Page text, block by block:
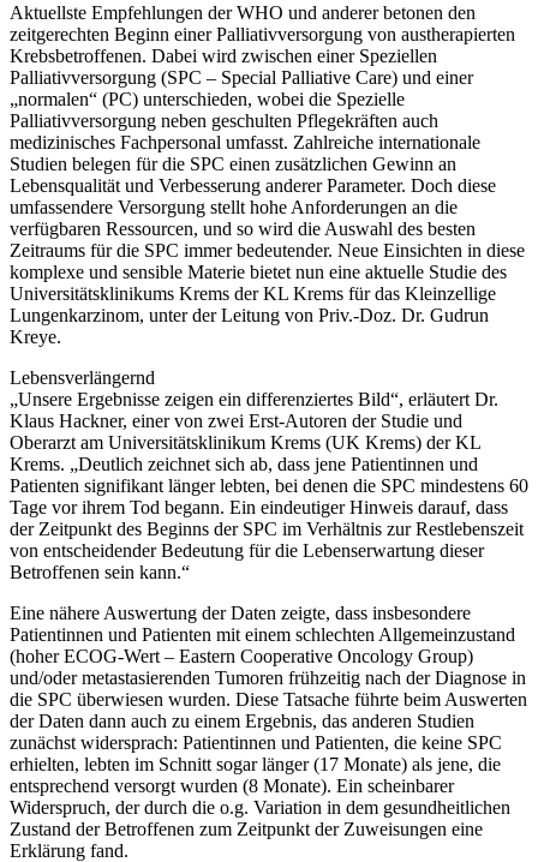
Aktuellste Empfehlungen der WHO und anderer betonen den
zeitgerechten Beginn einer Palliativversorgung von austherapierten
Krebsbetroffenen. Dabei wird zwischen einer Speziellen
Palliativversorgung (SPC – Special Palliative Care) und einer
„normalen“ (PC) unterschieden, wobei die Spezielle
Palliativversorgung neben geschulten Pflegekräften auch
medizinisches Fachpersonal umfasst. Zahlreiche internationale
Studien belegen für die SPC einen zusätzlichen Gewinn an
Lebensqualität und Verbesserung anderer Parameter. Doch diese
umfassendere Versorgung stellt hohe Anforderungen an die
verfügbaren Ressourcen, und so wird die Auswahl des besten
Zeitraums für die SPC immer bedeutender. Neue Einsichten in diese
komplexe und sensible Materie bietet nun eine aktuelle Studie des
Universitätsklinikums Krems der KL Krems für das Kleinzellige
Lungenkarzinom, unter der Leitung von Priv.-Doz. Dr. Gudrun
Kreye.
Lebensverlängernd
„Unsere Ergebnisse zeigen ein differenziertes Bild“, erläutert Dr.
Klaus Hackner, einer von zwei Erst-Autoren der Studie und
Oberarzt am Universitätsklinikum Krems (UK Krems) der KL
Krems. „Deutlich zeichnet sich ab, dass jene Patientinnen und
Patienten signifikant länger lebten, bei denen die SPC mindestens 60
Tage vor ihrem Tod begann. Ein eindeutiger Hinweis darauf, dass
der Zeitpunkt des Beginns der SPC im Verhältnis zur Restlebenszeit
von entscheidender Bedeutung für die Lebenserwartung dieser
Betroffenen sein kann.“
Eine nähere Auswertung der Daten zeigte, dass insbesondere
Patientinnen und Patienten mit einem schlechten Allgemeinzustand
(hoher ECOG-Wert – Eastern Cooperative Oncology Group)
und/oder metastasierenden Tumoren frühzeitig nach der Diagnose in
die SPC überwiesen wurden. Diese Tatsache führte beim Auswerten
der Daten dann auch zu einem Ergebnis, das anderen Studien
zunächst widersprach: Patientinnen und Patienten, die keine SPC
erhielten, lebten im Schnitt sogar länger (17 Monate) als jene, die
entsprechend versorgt wurden (8 Monate). Ein scheinbarer
Widerspruch, der durch die o.g. Variation in dem gesundheitlichen
Zustand der Betroffenen zum Zeitpunkt der Zuweisungen eine
Erklärung fand.